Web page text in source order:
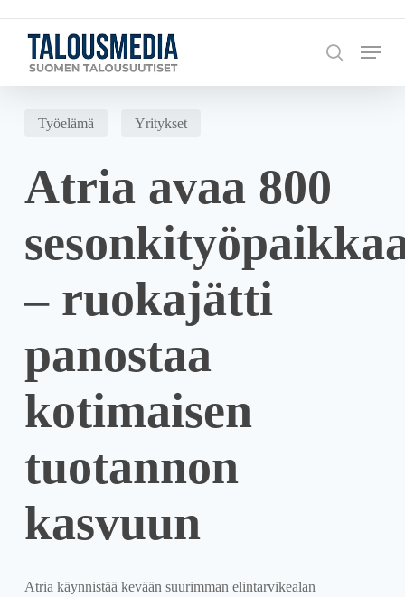
content
search
Menu
Työelämä Yritykset
Atria avaa 800
– ruokajätti
panostaa
kotimaisen
tuotannon
kasvuun
Atria käynnistää kevään suurimman elintarvikealan